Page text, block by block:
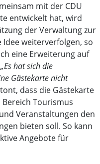
mit der CDU
entwickelt hat, wird
der Verwaltung zur
weiterverfolgen, so
eine Erweiterung auf
„Es hat sich die
Gästekarte nicht
dass die Gästekarte
Tourismus
Veranstaltungen den
bieten soll. So kann
Angebote für